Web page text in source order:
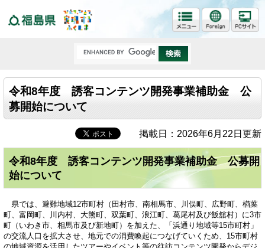
令和8年度 誘客コンテンツ開発事業補助金 公
募開始について
掲載日：2026年6月22日更新
令和8年度 誘客コンテンツ開発事業補助金 公募開
始について
県では、避難地域12市町村（田村市、南相馬市、川俣町、広野町、楢葉
町、富岡町、川内村、大熊町、双葉町、浪江町、葛尾村及び飯舘村）に3市
町（いわき市、相馬市及び新地町）を加えた、「浜通り地域等15市町村」
の交流人口を拡大させ、地元での消費喚起につなげていくため、15市町村